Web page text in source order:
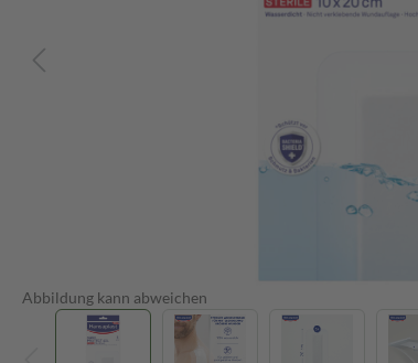
Abbildung kann abweichen